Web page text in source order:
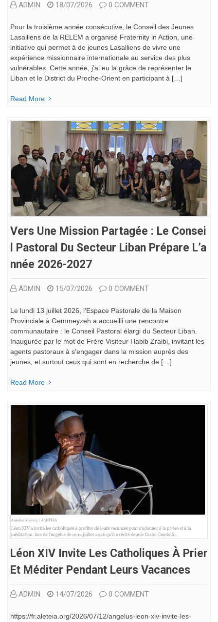
ADMIN 18/07/2026 0 COMMENT
Pour la troisième année consécutive, le Conseil des Jeunes
Lasalliens de la RELEM a organisé Fraternity in Action, une
initiative qui permet à de jeunes Lasalliens de vivre une
expérience missionnaire internationale au service des plus
vulnérables. Cette année, j’ai eu la grâce de représenter le
Liban et le District du Proche-Orient en participant à […]
Read More
Vers Une Mission Partagée : Le Consei
L Pastoral Du Secteur Liban Prépare L’a
Nnée 2026-2027
ADMIN 15/07/2026 0 COMMENT
Le lundi 13 juillet 2026, l’Espace Pastorale de la Maison
Provinciale à Gemmeyzeh a accueilli une rencontre
communautaire : le Conseil Pastoral élargi du Secteur Liban.
Inaugurée par le mot de Frère Visiteur Habib Zraibi, invitant les
agents pastoraux à s’engager dans la mission auprès des
jeunes, et surtout ceux qui sont en recherche de […]
Read More
Léon XIV Invite Les Catholiques À Prier
Et Méditer Pendant Leurs Vacances
ADMIN 14/07/2026 0 COMMENT
https://fr.aleteia.org/2026/07/12/angelus-leon-xiv-invite-les-